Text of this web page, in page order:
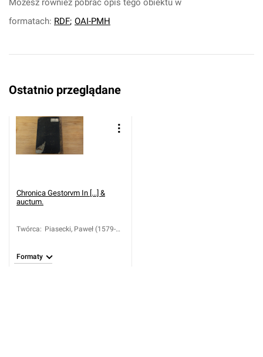
Możesz również pobrać opis tego obiektu w
formatach: RDF; OAI-PMH
Ostatnio przeglądane
Chronica Gestorvm In [...] &
auctum.
Twórca: Piasecki, Paweł (1579-
Formaty